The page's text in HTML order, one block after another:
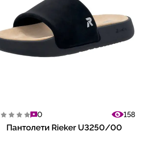
0 158
Пантолети Rieker U3250/00